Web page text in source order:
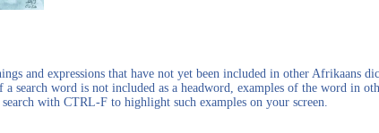
and expressions that have not yet been included in other Afrikaans
search word is not included as a headword, examples of the word in
with CTRL-F to highlight such examples on your screen.